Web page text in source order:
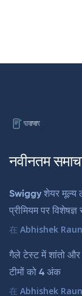
नवीनतम
Swiggy शेयर मूल्य
प्रीमियम पर विशेषज्ञ
在 Abhishek
गैले टेस्ट में शांतो और
टीमों को 4 अंक
在 Abhishek